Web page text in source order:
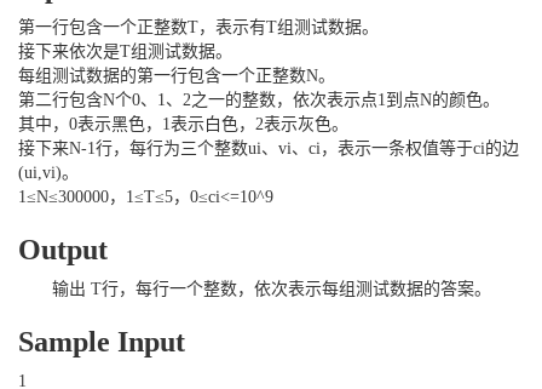
第一行包含一个正整数T，表示有T组测试数据。
接下来依次是T组测试数据。
每组测试数据的第一行包含一个正整数N。
第二行包含N个0、1、2之一的整数，依次表示点1到点N的颜色。
其中，0表示黑色，1表示白色，2表示灰色。
接下来N-1行，每行为三个整数ui、vi、ci，表示一条权值等于ci的边
(ui,vi)。
1≤N≤300000，1≤T≤5，0≤ci<=10^9
Output
输出 T行，每行一个整数，依次表示每组测试数据的答案。
Sample Input
1